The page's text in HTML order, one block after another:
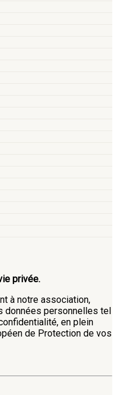
privée.
à notre association,
données personnelles tel
en plein
de Protection de vos